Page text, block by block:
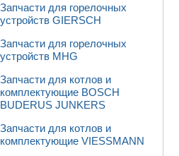
Запчасти для горелочных
устройств GIERSCH
Запчасти для горелочных
устройств MHG
Запчасти для котлов и
комплектующие BOSCH
BUDERUS JUNKERS
Запчасти для котлов и
комплектующие VIESSMANN